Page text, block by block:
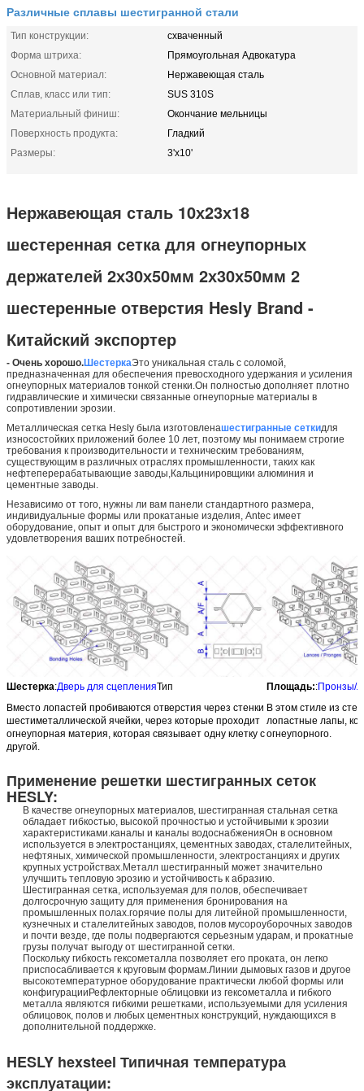
Различные сплавы шестигранной стали
Тип конструкции:
схваченный
Форма штриха:
Прямоугольная Адвокатура
Основной материал:
Нержавеющая сталь
Сплав, класс или тип:
SUS 310S
Материальный финиш:
Окончание мельницы
Поверхность продукта:
Гладкий
Размеры:
3'х10'
Нержавеющая сталь 10х23х18
шестеренная сетка для огнеупорных
держателей 2х30х50мм 2х30х50мм 2
шестеренные отверстия Hesly Brand -
Китайский экспортер
- Очень хорошо.ШестеркаЭто уникальная сталь с соломой,
предназначенная для обеспечения превосходного удержания и усиления
огнеупорных материалов тонкой стенки.Он полностью дополняет плотно
гидравлические и химически связанные огнеупорные материалы в
сопротивлении эрозии.
Металлическая сетка Hesly была изготовленашестигранные сеткидля
износостойких приложений более 10 лет, поэтому мы понимаем строгие
требования к производительности и техническим требованиям,
существующим в различных отраслях промышленности, таких как
нефтеперерабатывающие заводы,Кальцинировщики алюминия и
цементные заводы.
Независимо от того, нужны ли вам панели стандартного размера,
индивидуальные формы или прокатаные изделия, Antec имеет
оборудование, опыт и опыт для быстрого и экономически эффективного
удовлетворения ваших потребностей.
Шестерка:Дверь для сцепленияТип
Вместо лопастей пробиваются отверстия через стенки
шестиметаллической ячейки, через которые проходит
огнеупорная материя, которая связывает одну клетку с
другой.
Площадь::Пронзы/
В этом стиле из
лопастные лапы,
огнеупорного.
Применение решетки шестигранных сеток
HESLY:
В качестве огнеупорных материалов, шестигранная стальная сетка
обладает гибкостью, высокой прочностью и устойчивыми к эрозии
характеристиками.каналы и каналы водоснабженияОн в основном
используется в электростанциях, цементных заводах, сталелитейных,
нефтяных, химической промышленности, электростанциях и других
крупных устройствах.Металл шестигранный может значительно
улучшить тепловую эрозию и устойчивость к абразию.
Шестигранная сетка, используемая для полов, обеспечивает
долгосрочную защиту для применения бронирования на
промышленных полах.горячие полы для литейной промышленности,
кузнечных и сталелитейных заводов, полов мусороуборочных заводов
и почти везде, где полы подвергаются серьезным ударам, и прокатные
грузы получат выгоду от шестигранной сетки.
Поскольку гибкость гексометалла позволяет его проката, он легко
приспосабливается к круговым формам.Линии дымовых газов и другое
высокотемпературное оборудование практически любой формы или
конфигурацииРефлекторные облицовки из гексометалла и гибкого
металла являются гибкими решетками, используемыми для усиления
облицовок, полов и любых цементных конструкций, нуждающихся в
дополнительной поддержке.
HESLY hexsteel Типичная температура
эксплуатации: